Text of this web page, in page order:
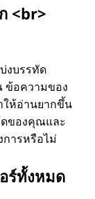
<br>
งบรรทัด
ข้อความของ
ให้อ่านยากขึ้น
ของคุณและ
ารหรือไม่
ร์ทั้งหมด